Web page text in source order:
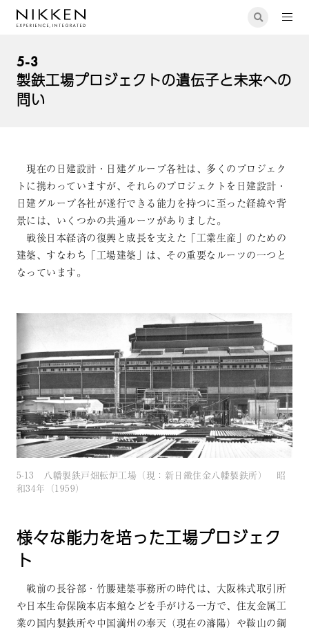
5-3
製鉄工場プロジェクトの遺伝子と未来への
問い
現在の日建設計・日建グループ各社は、多くのプロジェク
トに携わっていますが、それらのプロジェクトを日建設計・
日建グループ各社が遂行できる能力を持つに至った経緯や背
景には、いくつかの共通ルーツがありました。
戦後日本経済の復興と成長を支えた「工業生産」のための
建築、すなわち「工場建築」は、その重要なルーツの一つと
なっています。
5-13 八幡製鉄戸畑転炉工場（現：新日鐵住金八幡製鉄所） 昭
和34年（1959）
様々な能力を培った工場プロジェク
ト
戦前の長谷部・竹腰建築事務所の時代は、大阪株式取引所
や日本生命保険本店本館などを手がける一方で、住友金属工
業の国内製鉄所や中国満州の奉天（現在の瀋陽）や鞍山の鋼